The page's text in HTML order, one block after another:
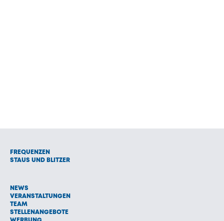
FREQUENZEN
STAUS UND BLITZER
NEWS
VERANSTALTUNGEN
TEAM
STELLENANGEBOTE